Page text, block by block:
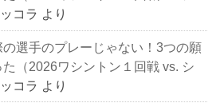
コラ より
の選手のプレーじゃない！3つの願
（2026ワシントン１回戦 vs. シ
コラ より